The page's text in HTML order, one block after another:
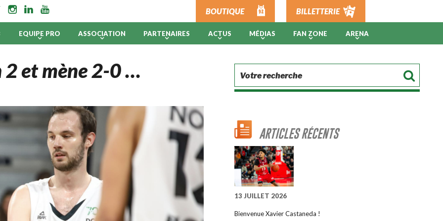
BOUTIQUE BILLETTERIE
EQUIPE PRO ASSOCIATION PARTENAIRES ACTUS MÉDIAS FAN ZONE ARENA
2 et mène 2-0 …
ARTICLES RÉCENTS
13 JUILLET 2026
Bienvenue Xavier Castaneda !